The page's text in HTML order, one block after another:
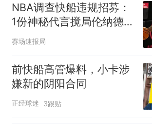
NBA调查快船违规招募：
1份神秘代言搅局伦纳德亿
元交易
赛场速报局
前快船高管爆料，小卡涉
嫌新的阴阳合同
正经球迷 3跟贴